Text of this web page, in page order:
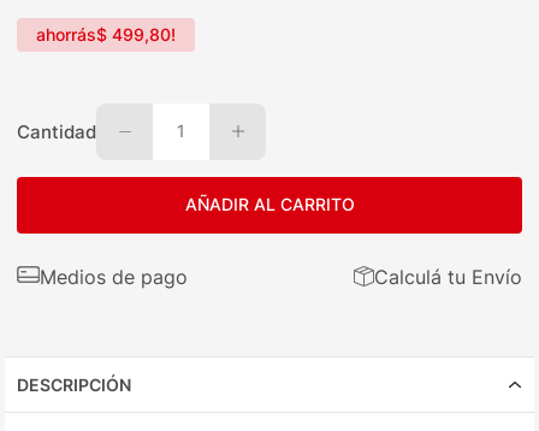
ahorrás$ 499,80!
Cantidad 1
AÑADIR AL CARRITO
Medios de pago Calculá tu Envío
DESCRIPCIÓN